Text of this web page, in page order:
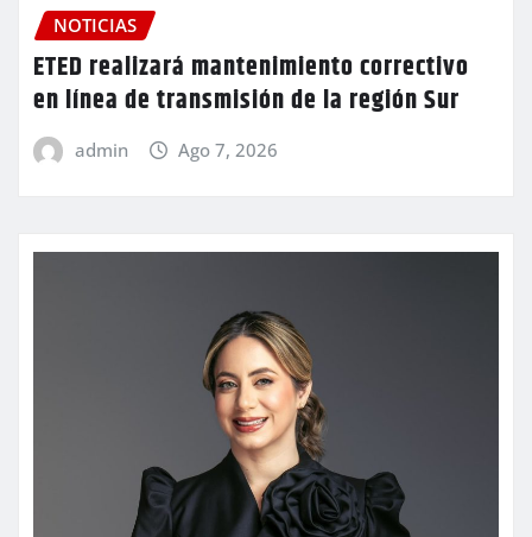
NOTICIAS
ETED realizará mantenimiento correctivo
en línea de transmisión de la región Sur
admin Ago 7, 2026